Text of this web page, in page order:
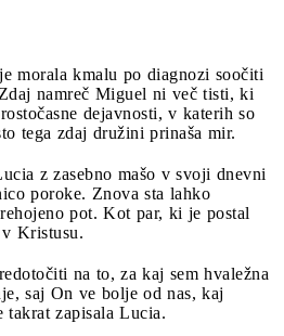
morala kmalu po diagnozi soočiti
namreč Miguel ni več tisti, ki
dejavnosti, v katerih so
tega zdaj družini prinaša mir.
z zasebno mašo v svoji dnevni
poroke. Znova sta lahko
pot. Kot par, ki je postal
Kristusu.
na to, za kaj sem hvaležna
saj On ve bolje od nas, kaj
zapisala Lucia.